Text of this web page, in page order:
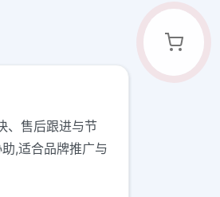
、售后跟进与节
,适合品牌推广与